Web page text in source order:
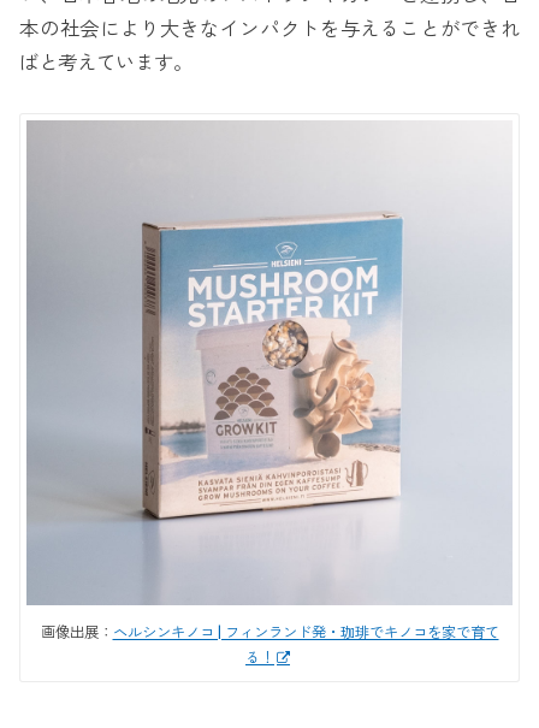
本の社会により大きなインパクトを与えることができれ
ばと考えています。
画像出展： ヘルシンキノコ | フィンランド発・珈琲でキノコを家で育て
る！